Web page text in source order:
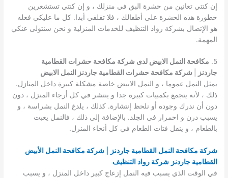
إن كنتي تعانين من حشرة البق في منزلك ، و إن كنتي تستشعرين
خطورة هذه الحشرة على أطفالك ، فلا تقلقي أبدا. كل ما عليكي فعله
هو الإتصال بشركة رواد التنظيف للخدمات المنزلية و نحن سنتولى عنكي
المهمة.
5.
مكافحة النمل الابيض لدى شركة مكافحة حشرات القطامية
جاردنز
شركة مكافحة حشرات القطامية جاردنز النمل الابيض
يمثل النمل عموما ، و النمل الابيض خاصة مشكلة كبيرة داخل المنازل.
ذلك ، لأنه يتجمع بكمبيات كبيرة جدا و ينتشر في كل أرجاء المنزل ، دون
دون أن ندرك وجوده أو نلحظ إنتشارة. كذلك ، يلدغ النمل بشراسة ، و
يسبب درن و احمرار في الجلد. بالإضافة إلى ذلك ، فالنمل يعبت
بالطعام ، و ينقل فتات الطعام في كل أنحاء المنزل.
شركة مكافحة النمل القطامية جاردنز |شركة مكافحة النمل الأبيض
القطامية جاردنز شركة رواد التنظيف
في الوقت الذي يسبب فيه النمل إزعاج كبير داخل المنزل ، و يسبب